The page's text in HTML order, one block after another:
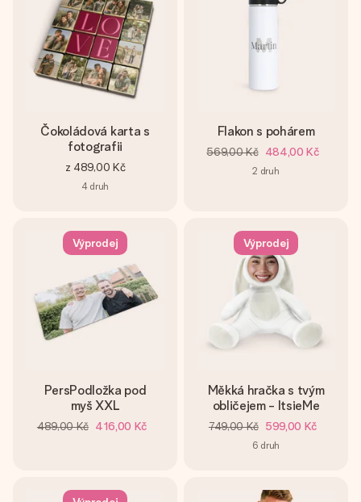
Čokoládová karta s
fotografii
z 489,00 Kč
4 druh
Flakon s pohárem
569,00 Kč 484,00 Kč
2 druh
Výprodej
PersPodložka pod
myš XXL
489,00 Kč 416,00 Kč
Výprodej
Měkká hračka s tvým
obličejem - ItsieMe
749,00 Kč 599,00 Kč
6 druh